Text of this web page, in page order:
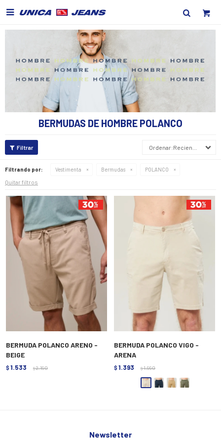

BERMUDAS DE HOMBRE POLANCO
Recientes
Filtrando por: Vestimenta Bermudas POLANCO
Quitar filtros
BERMUDA POLANCO ARENO -
BEIGE
$ 1.533 $ 2.190
BERMUDA POLANCO VIGO -
ARENA
$ 1.393 $ 1.990
Newsletter